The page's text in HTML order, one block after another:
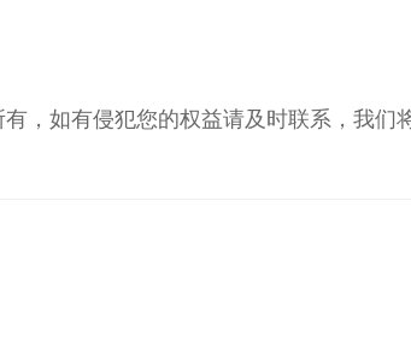
，如有侵犯您的权益请及时联系，我